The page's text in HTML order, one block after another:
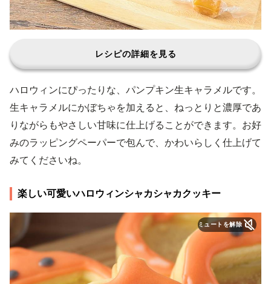
レシピの詳細を見る
ハロウィンにぴったりな、パンプキン生キャラメルです。
生キャラメルにかぼちゃを加えると、ねっとりと濃厚であ
りながらもやさしい甘味に仕上げることができます。お好
みのラッピングペーパーで包んで、かわいらしく仕上げて
みてくださいね。
楽しい可愛いハロウィンシャカシャカクッキー
ミュートを解除